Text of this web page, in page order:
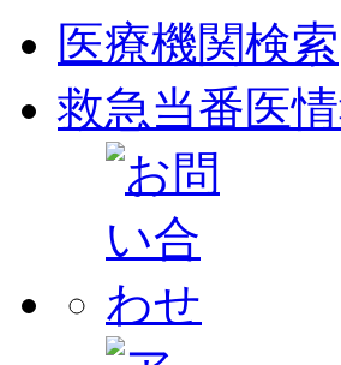
医療機関検索
救急当番医